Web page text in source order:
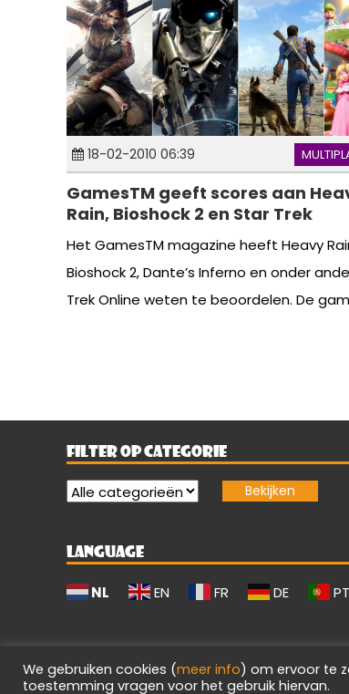
18-02-2010 06:39
GamesTM geeft scores aan
Rain, Bioshock 2 en Star Trek
Het GamesTM magazine heeft Heavy
Bioshock 2, Dante’s Inferno en onder
Trek Online weten te beoordelen. De
FILTER OP CATEGORIE
LANGUAGE
NL EN FR DE PT
Evilgamerz 2026 - Alle rechten voorbehouden.
We gebruiken cookies (meer info) om ervoor te
toestemming vragen voor het gebruik hiervan.